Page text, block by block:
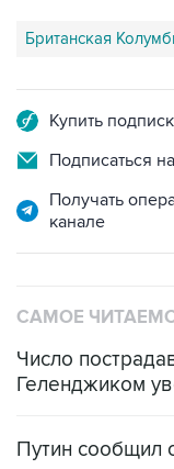
Британская
Купить
Подписаться
Получать
канале
САМОЕ
Число
Геленджиком
Путин сообщил